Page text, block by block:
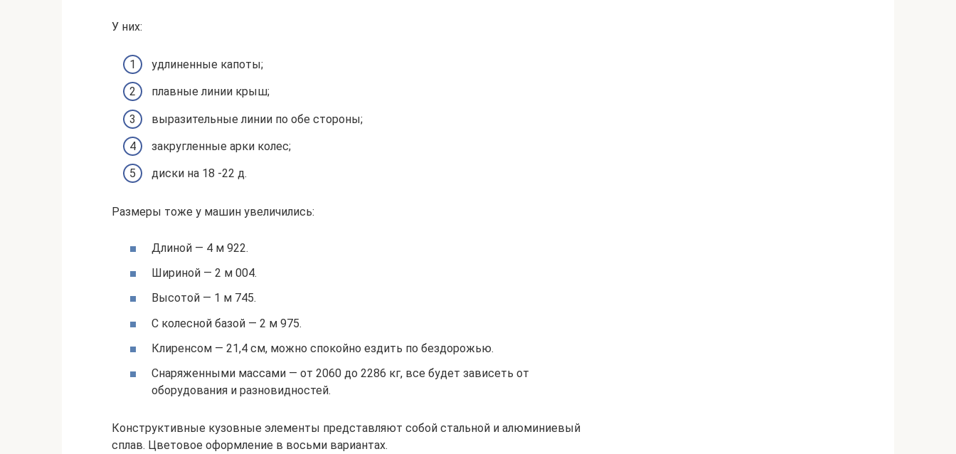
У них:
удлиненные капоты;
плавные линии крыш;
выразительные линии по обе стороны;
закругленные арки колес;
диски на 18 -22 д.
Размеры тоже у машин увеличились:
Длиной — 4 м 922.
Шириной — 2 м 004.
Высотой — 1 м 745.
С колесной базой — 2 м 975.
Клиренсом — 21,4 см, можно спокойно ездить по бездорожью.
Снаряженными массами — от 2060 до 2286 кг, все будет зависеть от
оборудования и разновидностей.
Конструктивные кузовные элементы представляют собой стальной и алюминиевый
сплав. Цветовое оформление в восьми вариантах.